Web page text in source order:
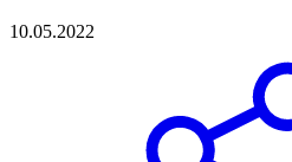
10.05.2022